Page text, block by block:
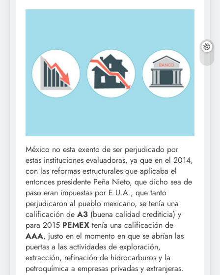
México no esta exento de ser perjudicado por
estas instituciones evaluadoras, ya que en el 2014,
con las reformas estructurales que aplicaba el
entonces presidente Peña Nieto, que dicho sea de
paso eran impuestas por E.U.A., que tanto
perjudicaron al pueblo mexicano, se tenía una
calificación de A3 (buena calidad crediticia) y
para 2015 PEMEX tenía una calificación de
AAA, justo en el momento en que se abrían las
puertas a las actividades de exploración,
extracción, refinación de hidrocarburos y la
petroquímica a empresas privadas y extranjeras.